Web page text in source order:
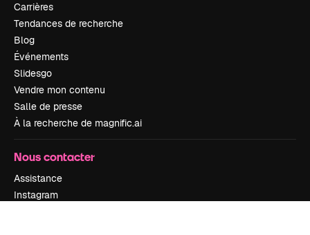
Carrières
Tendances de recherche
Blog
Événements
Slidesgo
Vendre mon contenu
Salle de presse
À la recherche de magnific.ai
Nous contacter
Assistance
Instagram